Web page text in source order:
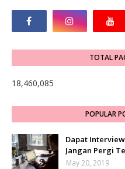
TOTAL
18,460,085
POPULAR
Dapat
Jangan Pergi
May 20, 2019